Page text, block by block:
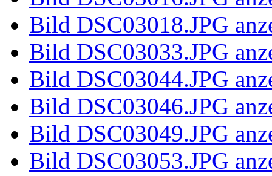
Bild
Bild
Bild 100_5956.JPG
Bild 100_5958.JPG